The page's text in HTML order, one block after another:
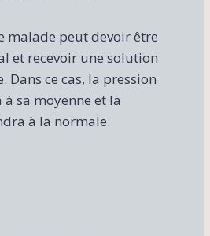
malade peut devoir être
et recevoir une solution
Dans ce cas, la pression
sa moyenne et la
à la normale.